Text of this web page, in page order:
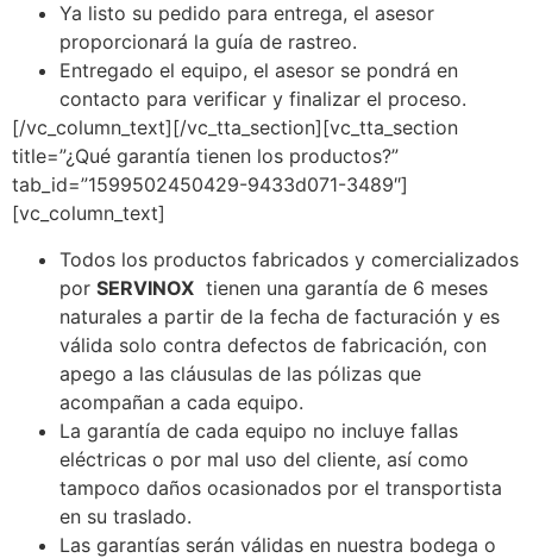
Ya listo su pedido para entrega, el asesor
proporcionará la guía de rastreo.
Entregado el equipo, el asesor se pondrá en
contacto para verificar y finalizar el proceso.
[/vc_column_text][/vc_tta_section][vc_tta_section
title=”¿Qué garantía tienen los productos?”
tab_id=”1599502450429-9433d071-3489″]
[vc_column_text]
Todos los productos fabricados y comercializados
por SERVINOX tienen una garantía de 6 meses
naturales a partir de la fecha de facturación y es
válida solo contra defectos de fabricación, con
apego a las cláusulas de las pólizas que
acompañan a cada equipo.
La garantía de cada equipo no incluye fallas
eléctricas o por mal uso del cliente, así como
tampoco daños ocasionados por el transportista
en su traslado.
Las garantías serán válidas en nuestra bodega o